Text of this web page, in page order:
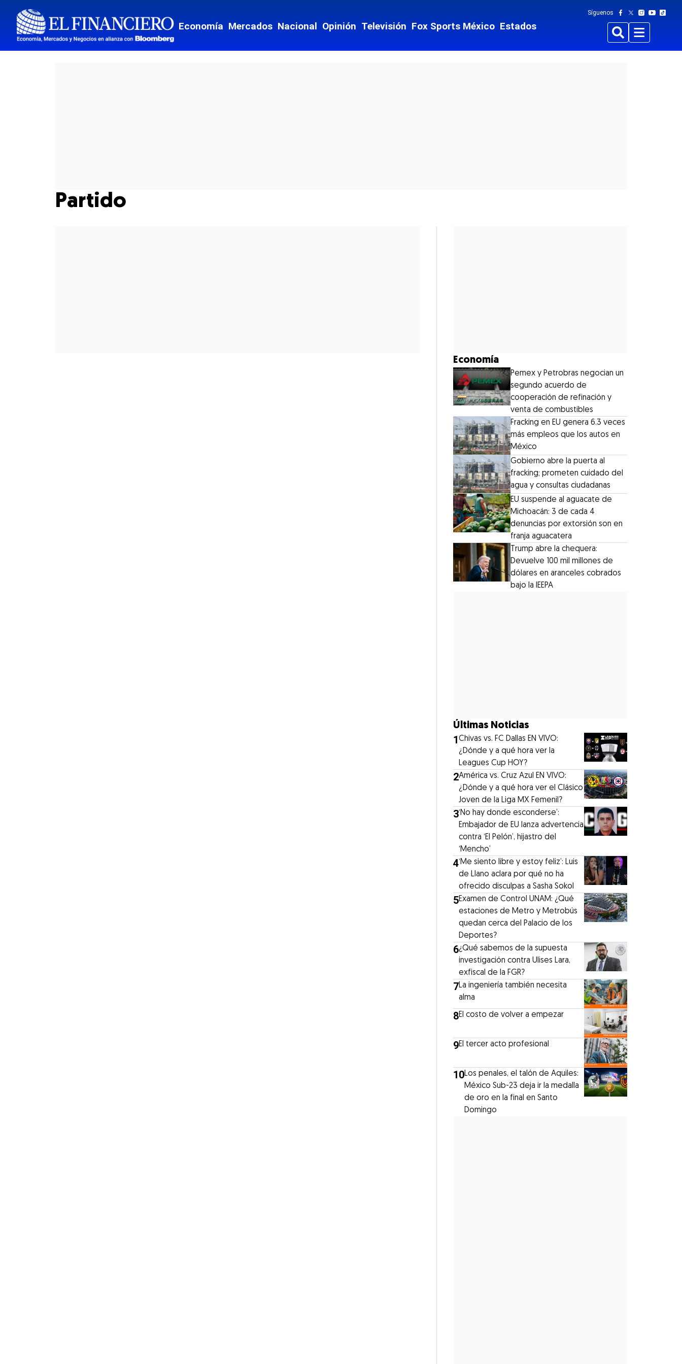
Economía Mercados Nacional Opinión Televisión Fox Sports México Estados
Síguenos
BuscarMenu
Partido
Economía
Pemex y Petrobras negocian un
segundo acuerdo de
cooperación de refinación y
venta de combustibles
Fracking en EU genera 6.3 veces
más empleos que los autos en
México
Gobierno abre la puerta al
fracking; prometen cuidado del
agua y consultas ciudadanas
EU suspende al aguacate de
Michoacán: 3 de cada 4
denuncias por extorsión son en
franja aguacatera
Trump abre la chequera:
Devuelve 100 mil millones de
dólares en aranceles cobrados
bajo la IEEPA
Últimas Noticias
1Chivas vs. FC Dallas EN VIVO:
¿Dónde y a qué hora ver la
Leagues Cup HOY?
2América vs. Cruz Azul EN VIVO:
¿Dónde y a qué hora ver el Clásico
Joven de la Liga MX Femenil?
3‘No hay donde esconderse’:
Embajador de EU lanza advertencia
contra ‘El Pelón’, hijastro del
‘Mencho’
4‘Me siento libre y estoy feliz’: Luis
de Llano aclara por qué no ha
ofrecido disculpas a Sasha Sokol
5Examen de Control UNAM: ¿Qué
estaciones de Metro y Metrobús
quedan cerca del Palacio de los
Deportes?
6¿Qué sabemos de la supuesta
investigación contra Ulises Lara,
exfiscal de la FGR?
7La ingeniería también necesita
alma
8El costo de volver a empezar
9El tercer acto profesional
10Los penales, el talón de Aquiles:
México Sub-23 deja ir la medalla
de oro en la final en Santo
Domingo